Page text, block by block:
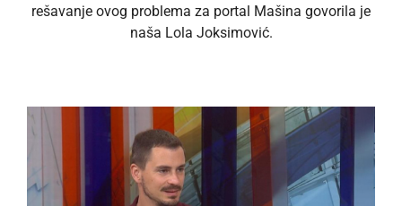
rešavanje ovog problema za portal Mašina govorila je
naša Lola Joksimović.